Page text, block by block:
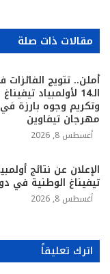
مقالات ذات صلة
أملن.. تتويج الفائزات
الـ14 لأولمبياد
وتكريم وجوه بارزة
مهرجان تيفاوين
أغسطس 8, 2026
الإعلان عن نتائج
تيفيناغ الوطنية في
أغسطس 8, 2026
اترك تعليقاً